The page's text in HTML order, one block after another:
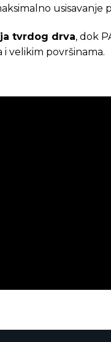
usisavanje
tvrdog drva, dok
velikim površinama.